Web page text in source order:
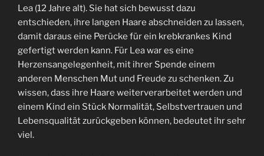
Lea (12 Jahre alt). Sie hat sich bewusst dazu
entschieden, ihre langen Haare abschneiden zu lassen,
damit daraus eine Perücke für ein krebkrankes Kind
gefertigt werden kann. Für Lea war es eine
Herzensangelegenheit, mit ihrer Spende einem
anderen Menschen Mut und Freude zu schenken. Zu
wissen, dass ihre Haare weiterverarbeitet werden und
einem Kind ein Stück Normalität, Selbstvertrauen und
Lebensqualität zurückgeben können, bedeutet ihr sehr
viel.